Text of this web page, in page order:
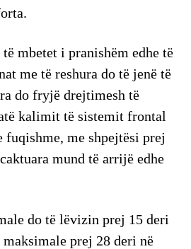
mbetet i pranishëm edhe të
me të reshura do të jenë të
do fryjë drejtimesh të
kalimit të sistemit frontal
me shpejtësi prej
mund të arrijë edhe
do të lëvizin prej 15 deri
maksimale prej 28 deri në